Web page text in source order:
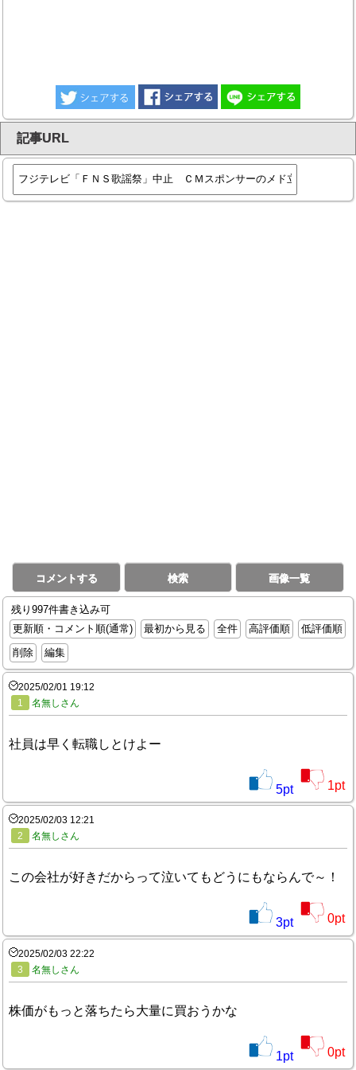
記事URL
コメントする 検索 画像一覧
残り997件書き込み可
更新順・コメント順(通常)
最初から見る 全件 高評価順
低評価順
削除
編集
2025/02/01 19:12
1
名無しさん
社員は早く転職しとけよー
5pt 1pt
2025/02/03 12:21
2
名無しさん
この会社が好きだからって泣いてもどうにもならんで～！
3pt 0pt
2025/02/03 22:22
3
名無しさん
株価がもっと落ちたら大量に買おうかな
1pt 0pt